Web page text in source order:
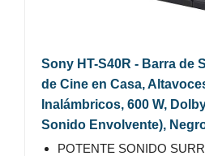
Sony HT-S40R - Barra de
de Cine en Casa,
Inalámbricos, 600 W,
Sonido Envolvente),
POTENTE SONIDO